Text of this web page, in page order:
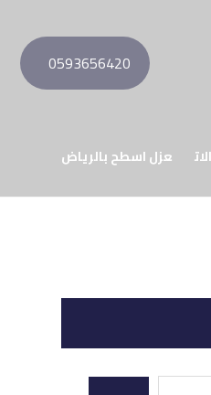
0593656420
عزل اسطح بالرياض